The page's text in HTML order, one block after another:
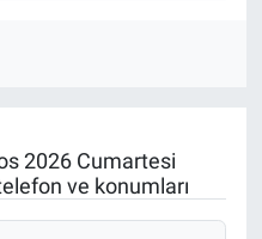
2026 Cumartesi
ve konumları